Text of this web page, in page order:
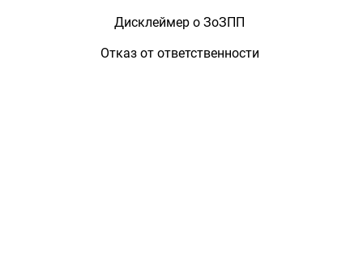
Дисклеймер о ЗоЗПП
Отказ от ответственности